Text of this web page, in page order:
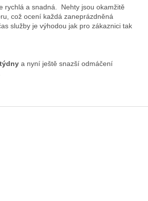
rychlá a snadná. Nehty jsou okamžitě
což ocení každá zaneprázdněná
služby je výhodou jak pro zákaznici tak
a nyní ještě snazší odmáčení